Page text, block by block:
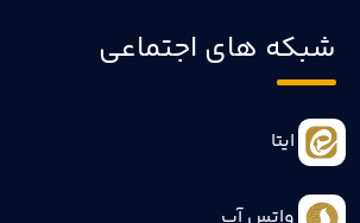
شبکه های اجتماعی
ایتا